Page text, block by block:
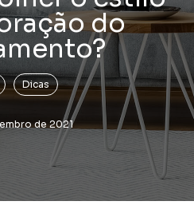
do
Dicas
de 2021